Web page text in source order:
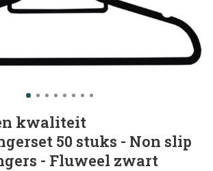
kwaliteit
50 stuks - Non slip
- Fluweel zwart